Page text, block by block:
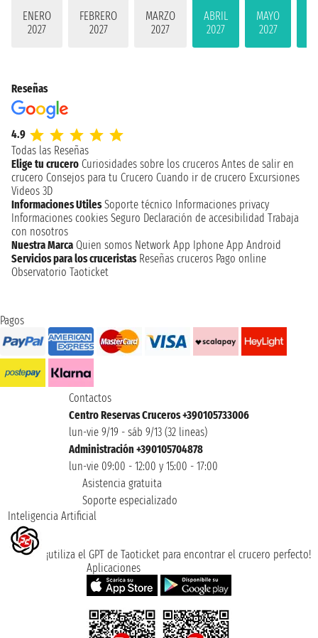
ENERO
2027
FEBRERO
2027
MARZO
2027
ABRIL
2027
MAYO
2027
Reseñas
4.9
Todas las Reseñas
Elige tu crucero Curiosidades sobre los cruceros Antes de salir en
crucero Consejos para tu Crucero Cuando ir de crucero Excursiones
Videos 3D
Informaciones Utiles Soporte técnico Informaciones privacy
Informaciones cookies Seguro Declaración de accesibilidad Trabaja
con nosotros
Nuestra Marca Quien somos Network App Iphone App Android
Servicios para los cruceristas Reseñas cruceros Pago online
Observatorio Taoticket
Pagos
Contactos
Centro Reservas Cruceros +390105733006
lun-vie 9/19 - sáb 9/13 (32 lineas)
Administración +390105704878
lun-vie 09:00 - 12:00 y 15:00 - 17:00
Asistencia gratuita
Soporte especializado
Inteligencia Artificial
¡utiliza el GPT de Taoticket para encontrar el crucero perfecto!
Aplicaciones